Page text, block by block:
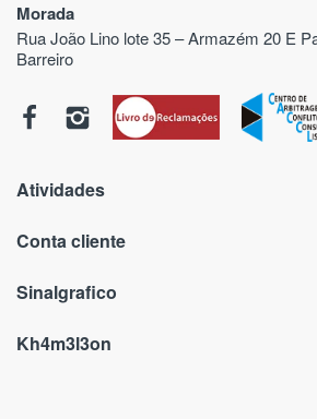
Morada
Rua João Lino lote 35 – Armazém 20 E
Barreiro
Atividades
Conta cliente
Sinalgrafico
Kh4m3l3on